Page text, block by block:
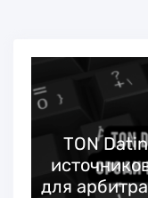
TON
для